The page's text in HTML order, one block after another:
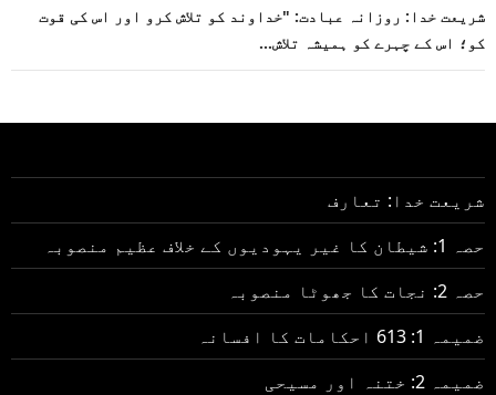
شریعت خدا: روزانہ عبادت: "خداوند کو تلاش کرو اور اس کی قوت
کو؛ اس کے چہرے کو ہمیشہ تلاش…
شریعت خدا: تعارف
حصہ 1: شیطان کا غیر یہودیوں کے خلاف عظیم منصوبہ
حصہ 2: نجات کا جھوٹا منصوبہ
ضمیمہ 1: 613 احکامات کا افسانہ
ضمیمہ 2: ختنہ اور مسیحی